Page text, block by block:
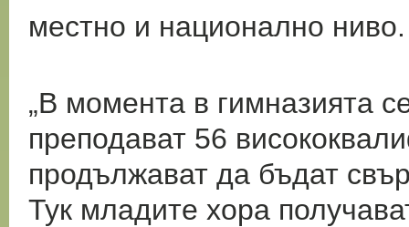
местно и национално ниво.
„В момента в гимназията
преподават 56
продължават да бъдат
Тук младите хора